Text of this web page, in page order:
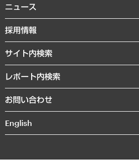
共生・ダイバーシティ
GRC（ガバナンス・リスク・コンプライアンス）
経済・産業・雇用・労働
まちづくり・観光・交通・スポーツ・スマートシ
自然資源・農林水産業・食料システム
経営用語集
受託・受注実績（官公庁関連）
メディア掲載・出演
受託案件情報
私たちの想い
社長メッセージ
会社概要
沿革
組織図・本部部室紹介
インドネシア現地法人
個人情報保護方針
ニュース
ニュースリリース
お知らせ
採用情報
サイト内検索
レポート内検索
お問い合わせ
English